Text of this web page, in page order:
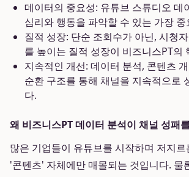
데이터의 중요성: 유튜브 스튜디오 데
심리와 행동을 파악할 수 있는 가장
질적 성장: 단순 조회수가 아닌, 시청
를 높이는 질적 성장이 비즈니스PT의
지속적인 개선: 데이터 분석, 콘텐츠
순환 구조를 통해 채널을 지속적으로
다.
왜 비즈니스PT 데이터 분석이 채널 성패
많은 기업들이 유튜브를 시작하며 저지
'콘텐츠' 자체에만 매몰되는 것입니다. 물